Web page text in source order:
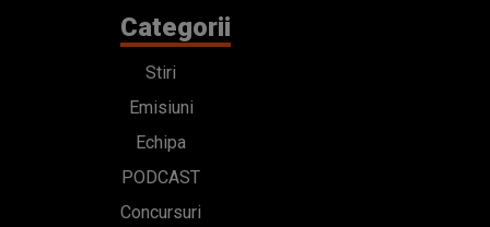
Categorii
Stiri
Emisiuni
Echipa
PODCAST
Concursuri